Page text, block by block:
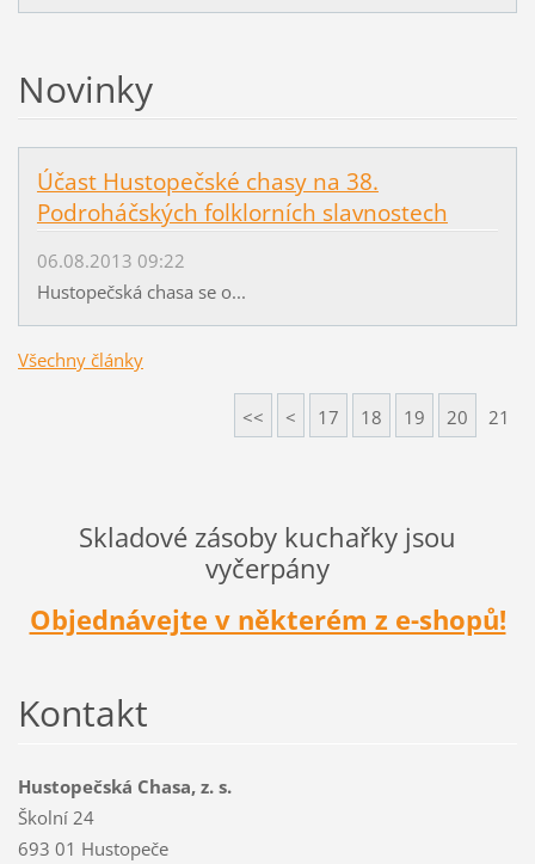
Novinky
Účast Hustopečské chasy na 38.
Podroháčských folklorních slavnostech
06.08.2013 09:22
Hustopečská chasa se o...
Všechny články
<< < 17 18 19 20 21
Skladové zásoby kuchařky jsou
vyčerpány
Objednávejte v některém z e-shopů!
Kontakt
Hustopečská Chasa, z. s.
Školní 24
693 01 Hustopeče